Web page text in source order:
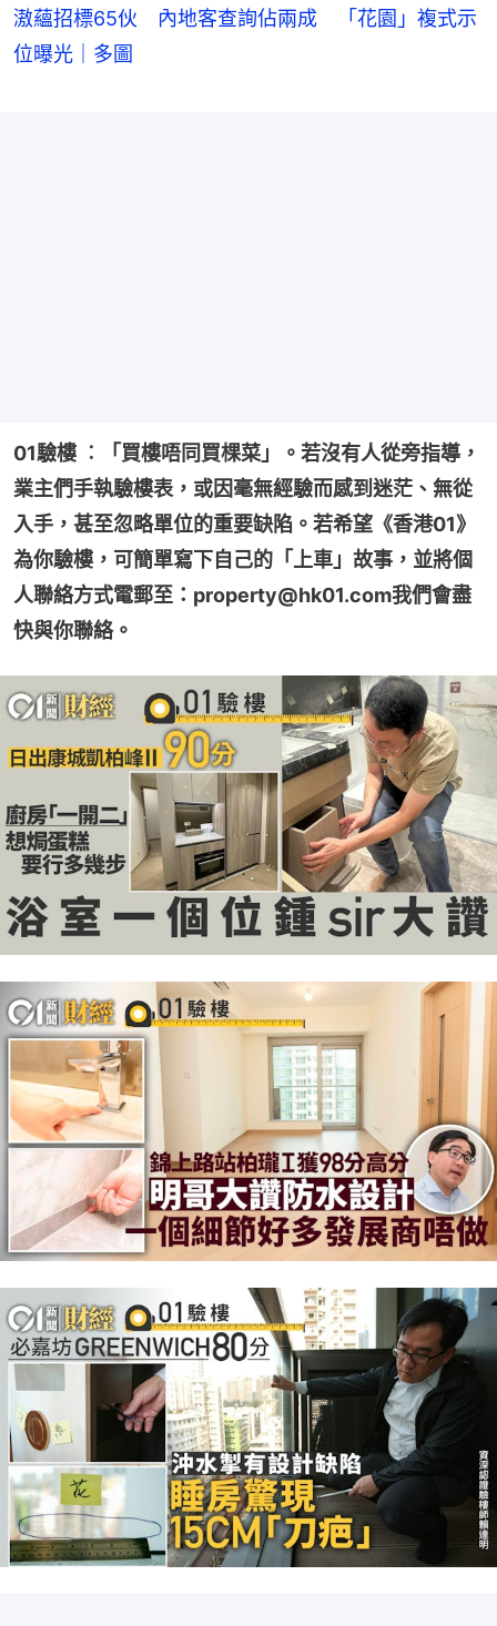
滶蘊招標65伙 內地客查詢佔兩成 「花園」複式示
位曝光｜多圖
01驗樓 ︰「買樓唔同買棵菜」。若沒有人從旁指導，
業主們手執驗樓表，或因毫無經驗而感到迷茫、無從
入手，甚至忽略單位的重要缺陷。若希望《香港01》
為你驗樓，可簡單寫下自己的「上車」故事，並將個
人聯絡方式電郵至：property@hk01.com我們會盡
快與你聯絡。